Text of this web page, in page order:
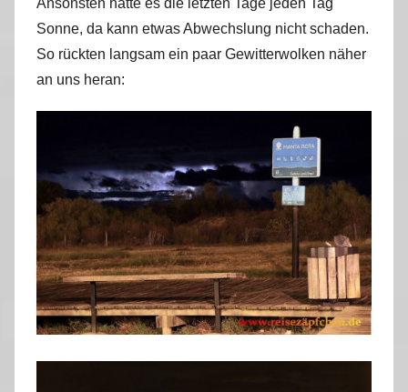
Ansonsten hatte es die letzten Tage jeden Tag
Sonne, da kann etwas Abwechslung nicht schaden.
So rückten langsam ein paar Gewitterwolken näher
an uns heran: